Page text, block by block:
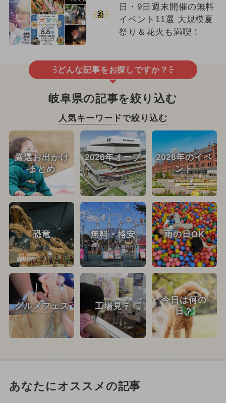
3
日・9日週末開催の無料
イベント11選 大規模夏
祭り＆花火も満喫！
どんな記事をお探しですか？
岐阜県の記事を絞り込む
人気キーワードで絞り込む
厳選お出かけ
まとめ
2026年オープ
ン
2026年のイベ
ント
恐竜 無料・格安 雨の日OK
グルメフェス 工場見学
今日は何の
日？
あなたにオススメの記事